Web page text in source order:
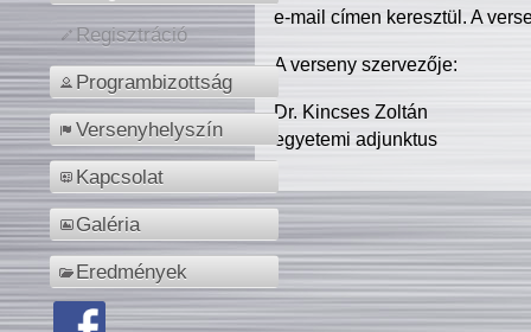
Regisztráció
Programbizottság
Versenyhelyszín
Kapcsolat
Galéria
Eredmények
e-mail címen keresztül. A
A verseny szervezője:
Dr. Kincses Zoltán
egyetemi adjunktus